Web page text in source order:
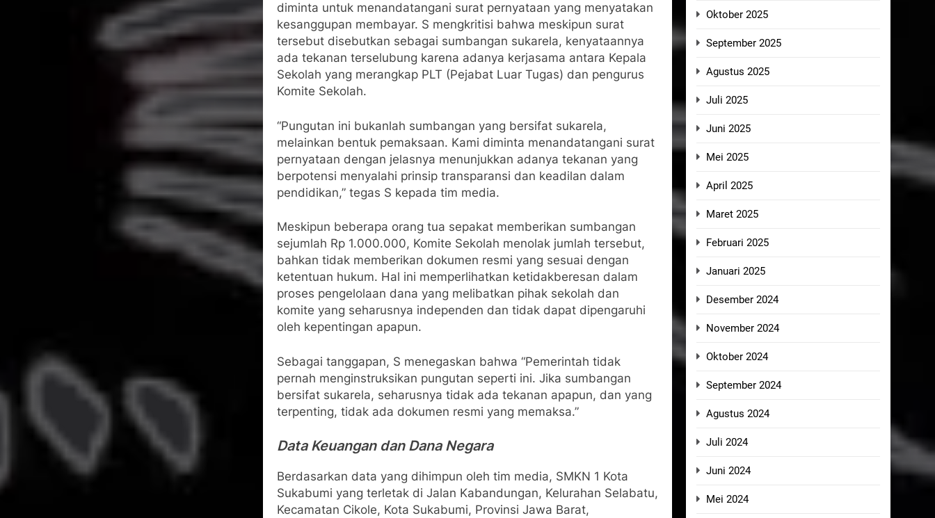
diminta untuk menandatangani surat pernyataan yang menyatakan
kesanggupan membayar. S mengkritisi bahwa meskipun surat
tersebut disebutkan sebagai sumbangan sukarela, kenyataannya
ada tekanan terselubung karena adanya kerjasama antara Kepala
Sekolah yang merangkap PLT (Pejabat Luar Tugas) dan pengurus
Komite Sekolah.
“Pungutan ini bukanlah sumbangan yang bersifat sukarela,
melainkan bentuk pemaksaan. Kami diminta menandatangani surat
pernyataan dengan jelasnya menunjukkan adanya tekanan yang
berpotensi menyalahi prinsip transparansi dan keadilan dalam
pendidikan,” tegas S kepada tim media.
Meskipun beberapa orang tua sepakat memberikan sumbangan
sejumlah Rp 1.000.000, Komite Sekolah menolak jumlah tersebut,
bahkan tidak memberikan dokumen resmi yang sesuai dengan
ketentuan hukum. Hal ini memperlihatkan ketidakberesan dalam
proses pengelolaan dana yang melibatkan pihak sekolah dan
komite yang seharusnya independen dan tidak dapat dipengaruhi
oleh kepentingan apapun.
Sebagai tanggapan, S menegaskan bahwa “Pemerintah tidak
pernah menginstruksikan pungutan seperti ini. Jika sumbangan
bersifat sukarela, seharusnya tidak ada tekanan apapun, dan yang
terpenting, tidak ada dokumen resmi yang memaksa.”
Data Keuangan dan Dana Negara
Berdasarkan data yang dihimpun oleh tim media, SMKN 1 Kota
Sukabumi yang terletak di Jalan Kabandungan, Kelurahan Selabatu,
Kecamatan Cikole, Kota Sukabumi, Provinsi Jawa Barat,
Oktober 2025
September 2025
Agustus 2025
Juli 2025
Juni 2025
Mei 2025
April 2025
Maret 2025
Februari 2025
Januari 2025
Desember 2024
November 2024
Oktober 2024
September 2024
Agustus 2024
Juli 2024
Juni 2024
Mei 2024